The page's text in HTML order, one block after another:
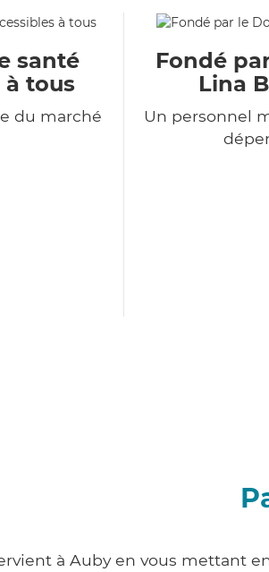
santé
à tous
du marché
Fondé
Lina
Un personnel
à Auby en vous mettant